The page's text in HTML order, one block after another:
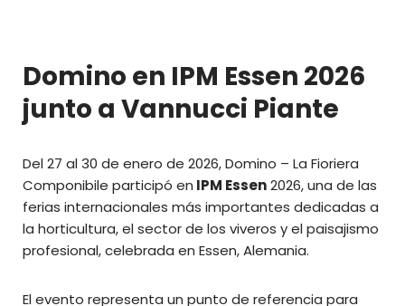
Domino en IPM Essen 2026
junto a Vannucci Piante
Del 27 al 30 de enero de 2026, Domino – La Fioriera
Componibile participó en IPM Essen2026, una de las
ferias internacionales más importantes dedicadas a
la horticultura, el sector de los viveros y el paisajismo
profesional, celebrada en Essen, Alemania.
El evento representa un punto de referencia para